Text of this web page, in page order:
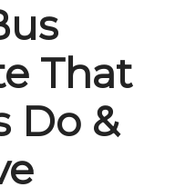
That
Do &